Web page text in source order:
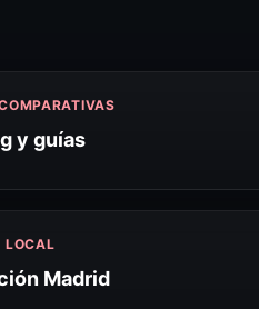
y guías
LOCAL
Madrid